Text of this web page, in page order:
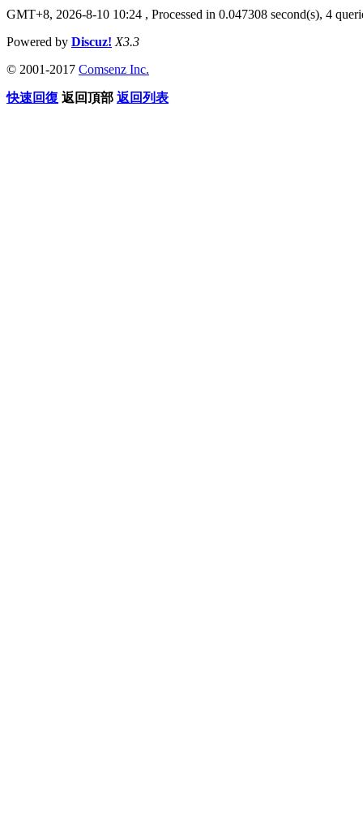
GMT+8, 2026-8-10 10:24 , Processed in 0.047308 second(s), 4
Powered by Discuz! X3.3
© 2001-2017 Comsenz Inc.
快速回復 返回頂部 返回列表